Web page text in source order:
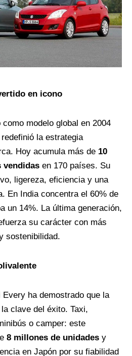
en icono
modelo global en 2004
la estrategia
Hoy acumula más de 10
vendidas en 170 países. Su
ligereza, eficiencia y una
En India concentra el 60% de
un 14%. La última generación,
su carácter con más
sostenibilidad.
Every ha demostrado que la
clave del éxito. Taxi,
o camper: este
8 millones de unidades y
en Japón por su fiabilidad